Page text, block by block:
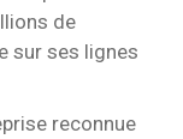
de
sur ses lignes
reconnue